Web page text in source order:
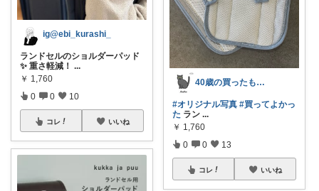
ig@ebi_kurashi_
ランドセルのショルダーパッド
✨ 重さ軽減！ ...
￥ 1,760
0 0 10
コレ いいね
40歳の買ったもの🐈‍⬛
#オリジナル写真 #買ってよかっ
た ラン ...
￥ 1,760
0 0 13
コレ いいね